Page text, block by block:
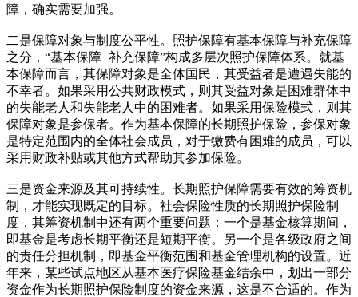
障，确实需要加强。
二是保障对象与制度公平性。照护保障有基本保障与补充保障
之分，“基本保障+补充保障”构成多层次照护保障体系。就基
本保障而言，其保障对象是全体国民，其受益者是遭遇失能的
不幸者。如果采用公共财政模式，则其受益对象是困难群体中
的失能老人和失能老人中的困难者。如果采用保险模式，则其
保障对象是参保者。作为基本保障的长期照护保险，参保对象
是特定范围内的全体社会成员，对于缴费有困难的成员，可以
采用财政补贴或其他方式帮助其参加保险。
三是资金来源及其可持续性。长期照护保障需要有效的筹资机
制，才能实现既定的目标。社会保险性质的长期照护保险制
度，其筹资机制中还有两个重要问题：一个是基金核算期间，
即基金是考虑长期平衡还是短期平衡。另一个是各级政府之间
的责任分担机制，即基金平衡范围和基金管理机构的设置。近
年来，某些试点地区从基本医疗保险基金结余中，划出一部分
资金作为长期照护保险制度的资金来源，这是不合适的。作为